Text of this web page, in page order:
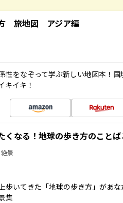
旅地図 アジア編
性をなぞって学ぶ新しい地図本！
キイキ！
くなる！地球の歩き方のことば
景
歩いてきた「地球の歩き方」があ
集